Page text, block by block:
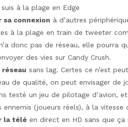
à la plage en Edge
sa connexion à d’autres
à la plage en train de tweeter
donc pas de réseau, elle pourra
des vies sur Candy Crush.
réseau sans lag. Certes ce n’est
de qualité, on peut envisager de
testé un jeu de pilotage d’avion,
ennemis (joueurs réels), à la vitesse
la télé en direct en HD sans que ça